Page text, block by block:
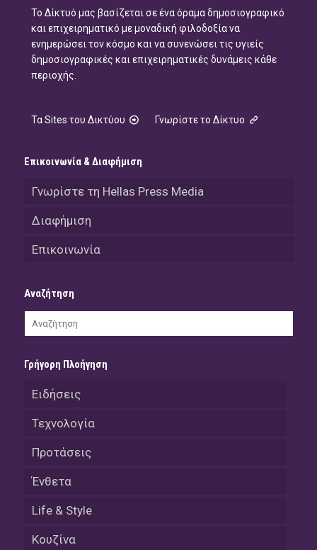
Το Δίκτυό μας βασίζεται σε ένα όραμα δημοσιογραφικό
και επιχειρηματικό με μοναδική φιλοδοξία να
ενημερώσει τον κόσμο και να συνενώσει τις υγιείς
δημοσιογραφικές και επιχειρηματικές δυνάμεις κάθε
περιοχής.
Τα Sites του Δικτύου Γνωρίστε το Δίκτυο
Επικοινωνία & Διαφήμιση
Γνωρίστε τη Hellas Press Media
Διαφήμιση
Επικοινωνία
Αναζήτηση
Γρήγορη Πλοήγηση
Ειδήσεις
Τεχνολογία
Προτάσεις
Ένθετα
Life & Style
Κουζίνα